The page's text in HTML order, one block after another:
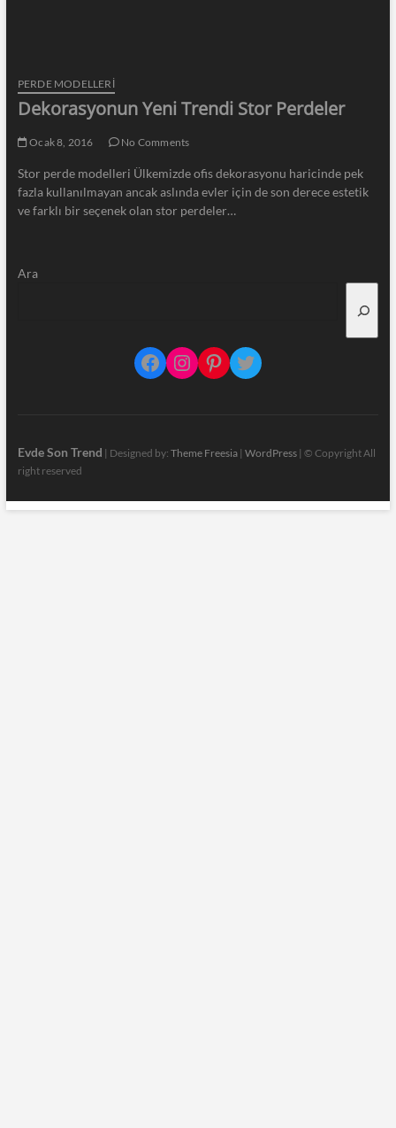
PERDE MODELLERI
Dekorasyonun Yeni Trendi Stor Perdeler
Ocak 8, 2016 No Comments
Stor perde modelleri Ülkemizde ofis dekorasyonu haricinde pek
fazla kullanılmayan ancak aslında evler için de son derece estetik
ve farklı bir seçenek olan stor perdeler…
Ara
Facebook
Instagram
Pinterest
Twitter
Evde Son Trend | Designed by: Theme Freesia| WordPress| © Copyright All
right reserved